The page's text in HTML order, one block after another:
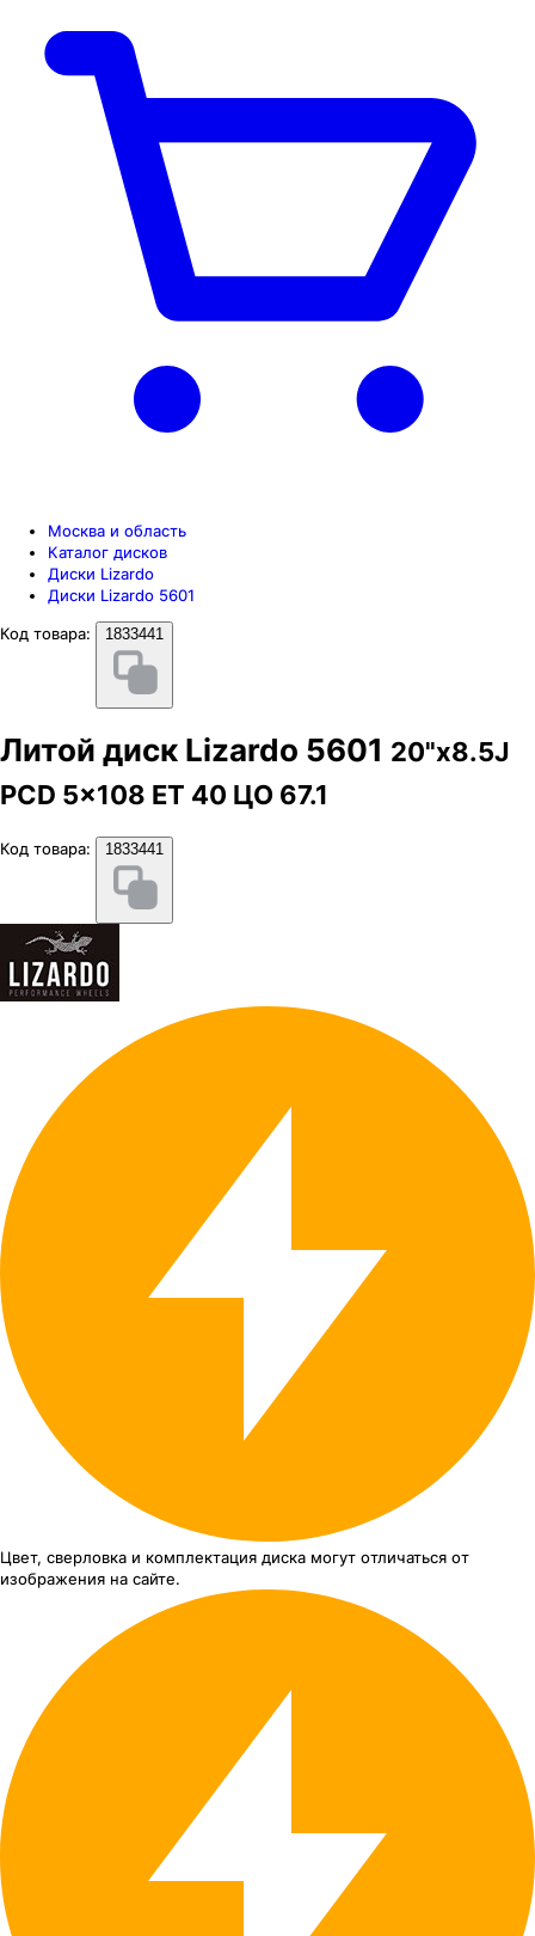
Москва и область
Каталог дисков
Диски Lizardo
Диски Lizardo 5601
Код товара:
1833441
Литой диск Lizardo 5601 20"x8.5J
PCD 5x108 ЕТ 40 ЦО 67.1
Код товара: 1833441
Цвет, сверловка и комплектация диска могут отличаться от
изображения на сайте.